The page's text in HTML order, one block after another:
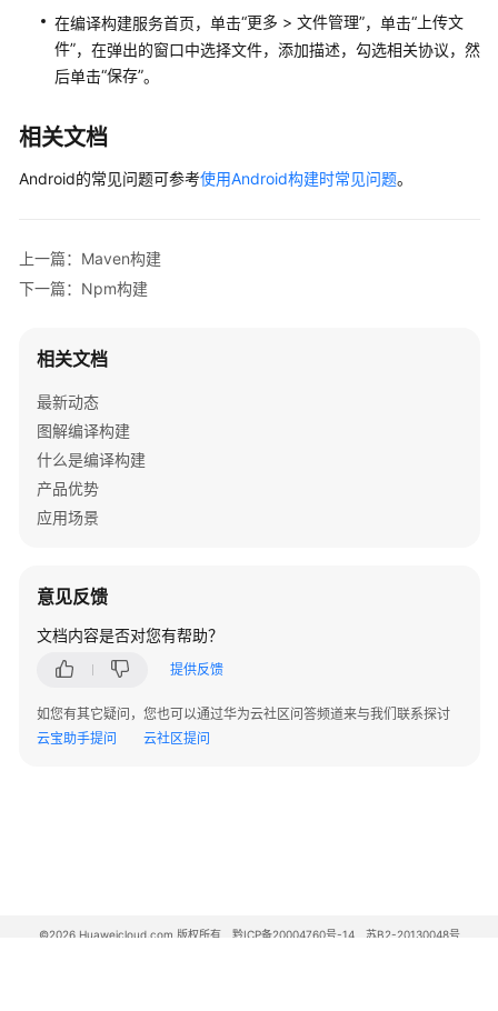
Sbt
构
建
Grails
建
构
建
构
HarmonyOS
构
命
令
作
镜
在编译构建服务首页，单击“更多 > 文件管理”，单击“上传文
件”，在弹出的窗口中选择文件，添加描述，勾选相关协议，然
后单击“保存”。
相关文档
Android的常见问题可参考使用Android构建时常见问题。
上一篇：Maven构建
下一篇：Npm构建
相关文档
最新动态
图解编译构建
什么是编译构建
产品优势
应用场景
意见反馈
文档内容是否对您有帮助？
提供反馈
如您有其它疑问，您也可以通过华为云社区问答频道来与我们联系探讨
云宝助手提问
云社区提问
©2026 Huaweicloud.com 版权所有 黔ICP备20004760号-14
苏B2-20130048号